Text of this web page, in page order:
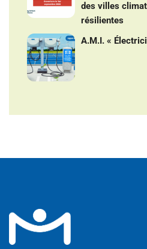
des villes
résilientes
A.M.I. «